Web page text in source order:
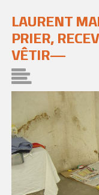
LAURENT
PRIER,
VÊTIR—